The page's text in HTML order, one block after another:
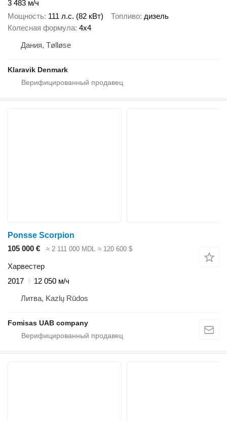
3 483 м/ч
Мощность 111 л.с. (82 кВт) Топливо дизель
Колесная формула 4x4
Дания, Tølløse
Klaravik Denmark
Ponsse Scorpion
105 000 €
≈ 2 111 000 MDL ≈ 120 600 $
Харвестер
2017
12 050 м/ч
Литва, Kazlų Rūdos
Fomisas UAB company